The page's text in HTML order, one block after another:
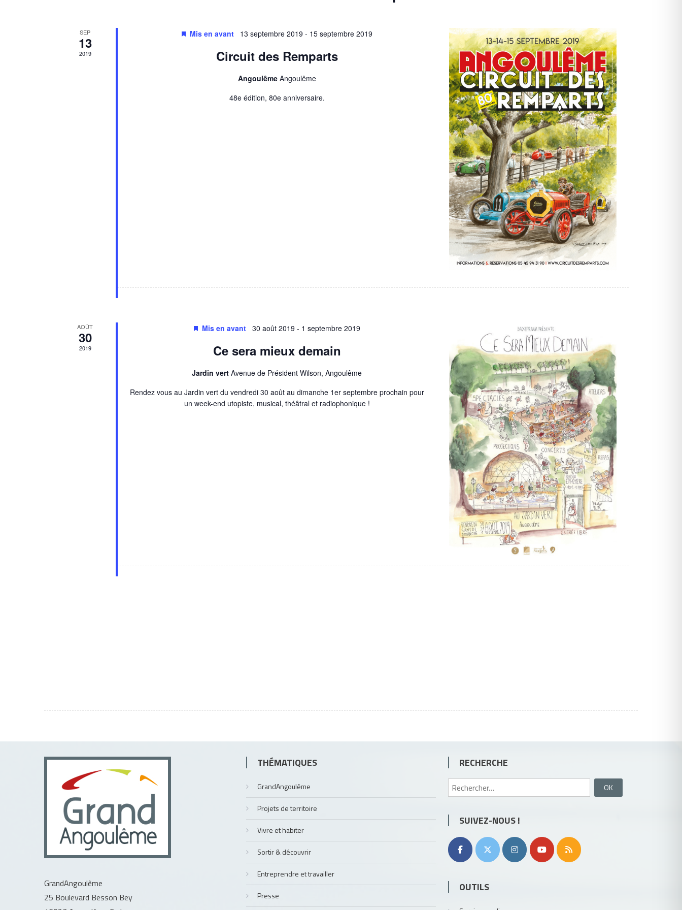
events
SEP
13
2019
Mis en avant 13 septembre 2019 - 15 septembre 2019
Circuit des Remparts
Angoulême Angoulême
48e édition, 80e anniversaire.
AOÛT
30
2019
Mis en avant 30 août 2019 - 1 septembre 2019
Ce sera mieux demain
Jardin vertAvenue de Président Wilson, Angoulême
Rendez vous au Jardin vert du vendredi 30 août au dimanche 1er septembre prochain pour
un week-end utopiste, musical, théâtral et radiophonique !
GrandAngoulême
25 Boulevard Besson Bey
THÉMATIQUES
GrandAngoulême
Projets de territoire
Vivre et habiter
Sortir & découvrir
Entreprendre et travailler
Presse
RECHERCHE
Rechercher :
SUIVEZ-NOUS !
OUTILS